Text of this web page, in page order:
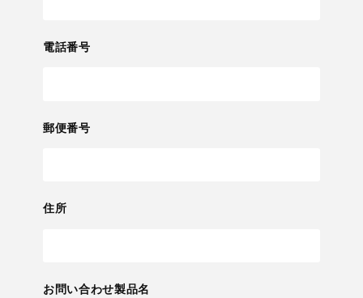
電話番号
郵便番号
住所
お問い合わせ製品名